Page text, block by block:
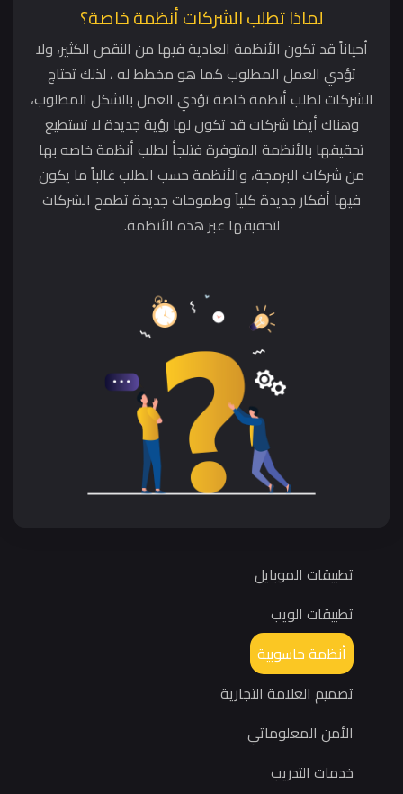
لماذا تطلب الشركات أنظمة خاصة؟
أحياناً قد تكون الأنظمة العادية فيها من النقص الكثير، ولا
تؤدي العمل المطلوب كما هو مخطط له ، لذلك تحتاج
الشركات لطلب أنظمة خاصة تؤدي العمل بالشكل المطلوب،
وهناك أيضا شركات قد تكون لها رؤية جديدة لا تستطيع
تحقيقها بالأنظمة المتوفرة فتلجأ لطلب أنظمة خاصه بها
من شركات البرمجة، والأنظمة حسب الطلب غالباً ما يكون
فيها أفكار جديدة كلياً وطموحات جديدة تطمح الشركات
لتحقيقها عبر هذه الأنظمة.
تطبيقات الموبايل
تطبيقات الويب
أنظمة حاسوبية
تصميم العلامة التجارية
الأمن المعلوماتي
خدمات التدريب